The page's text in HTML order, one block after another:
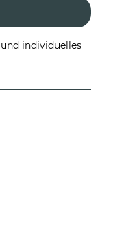
individuelles